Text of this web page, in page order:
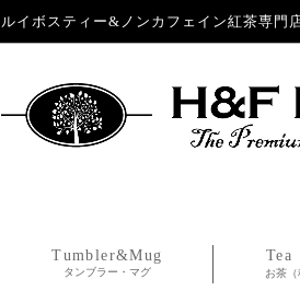
ルイボスティー&ノンカフェイン紅茶専門
Tumbler&Mug
タンブラー・マグ
Tea
お茶（